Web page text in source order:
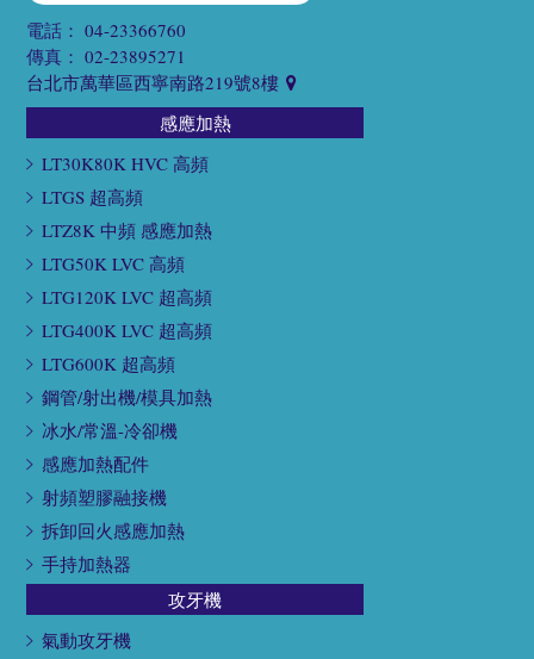
電話：04-23366760
傳真：02-23895271
台北市萬華區西寧南路219號8樓
感應加熱
LT30K80K HVC 高頻
LTGS 超高頻
LTZ8K 中頻 感應加熱
LTG50K LVC 高頻
LTG120K LVC 超高頻
LTG400K LVC 超高頻
LTG600K 超高頻
鋼管/射出機/模具加熱
冰水/常溫-冷卻機
感應加熱配件
射頻塑膠融接機
拆卸回火感應加熱
手持加熱器
攻牙機
氣動攻牙機